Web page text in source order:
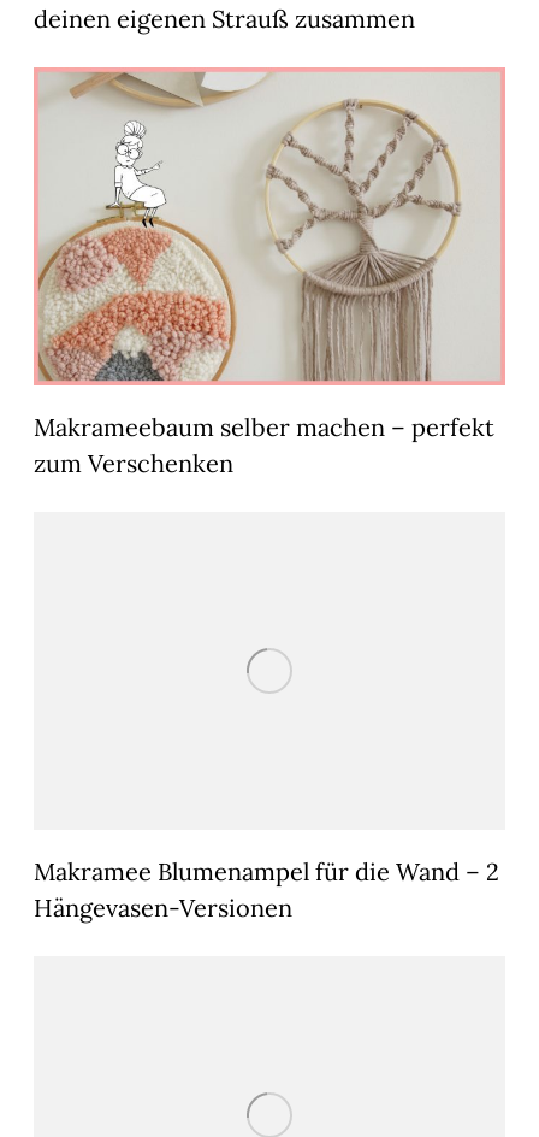
deinen eigenen Strauß zusammen
Makrameebaum selber machen – perfekt
zum Verschenken
Makramee Blumenampel für die Wand – 2
Hängevasen-Versionen